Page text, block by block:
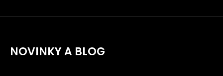
NOVINKY A BLOG